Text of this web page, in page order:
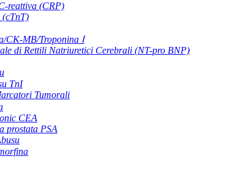
reattiva (CRP)
(cTnT)
CK-MB/Troponina Ⅰ
di Rettili Natriuretici Cerebrali (NT-pro BNP)
TnI
Tumorali
CEA
prostata PSA